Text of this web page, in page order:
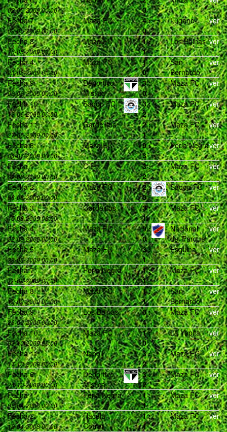
02-05-2009 00:00
0
Fecha 7:
09-05-2009 00:00
Maza FC 4 :
0
Lugano ver
Fecha 8:
16-05-2009 00:00
Maza FC 1 :
1
Los Boinas ver
Fecha 4:
23-05-2009 00:00
Maza FC 1 :
0
San
Bernardo
ver
Fecha 9:
06-06-2009 00:00
Deportivo
Mistica
3 :
0
Maza FC ver
Fecha 10:
13-06-2009 00:00
Sadop FC 3 :
2
Maza FC ver
Fecha 11:
27-06-2009 00:00
Gardelitos 2 :
1
Maza FC ver
Fecha 3:
04-07-2009 00:00
Maza FC 9 :
3
Perla Negraver
Fecha 1:
01-08-2009 00:00
C.P. 3 :
2
Maza FC ver
Fecha 2:
08-08-2009 00:00
Maza FC 2 :
0
Sadop FC ver
Fecha 3:
15-08-2009 00:00
Gardelitos 3 :
1
Maza FC ver
Fecha 4:
22-08-2009 00:00
Maza FC 9 :
0
Nacional
del Parque
ver
Fecha 5:
29-08-2009 00:00
Maza FC 3 :
1
Esquina ver
Fecha 7:
12-09-2009 00:00
Perla Negra 1 :
1
Maza FC ver
Fecha 8:
19-09-2009 00:00
Maza FC 1 :
1
San
Bernardo
ver
Fecha 9:
26-09-2009 00:00
Los Boinas 6 :
4
Maza FC ver
Fecha 10:
03-10-2009 00:00
Maza FC 1 :
0
La Yapita ver
Fecha 11:
17-10-2009 00:00
Napoli 3 :
2
Maza FC ver
Fecha 6:
24-10-2009 00:00
Deportivo
Mistica
3 :
2
Maza FC ver
Fecha 1:
05-04-2008 00:00
Perla Negra 1 :
1
Maza FC ver
Fecha 2:
12-04-2008 00:00
Hacela
Correr
1 :
1
Maza FC ver